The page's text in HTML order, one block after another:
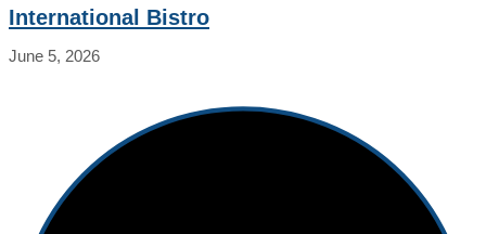
International Bistro
June 5, 2026